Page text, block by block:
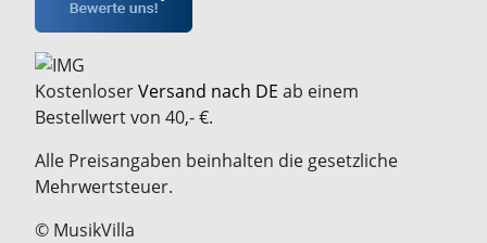
KostenloserVersand nach DE ab einem
Bestellwert von 40,- €.
Alle Preisangaben beinhalten die gesetzliche
Mehrwertsteuer.
© MusikVilla